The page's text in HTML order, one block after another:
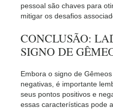
pessoal são chaves para
mitigar os desafios
CONCLUSÃO:
SIGNO DE
Embora o signo de
negativas, é importante
seus pontos positivos e
essas características pode